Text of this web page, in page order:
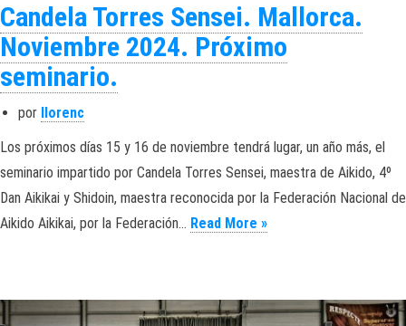
Candela Torres Sensei. Mallorca.
Noviembre 2024. Próximo
seminario.
por
llorenc
Los próximos días 15 y 16 de noviembre tendrá lugar, un año más, el
seminario impartido por Candela Torres Sensei, maestra de Aikido, 4º
Dan Aikikai y Shidoin, maestra reconocida por la Federación Nacional de
Aikido Aikikai, por la Federación… Read More »Candela Torres